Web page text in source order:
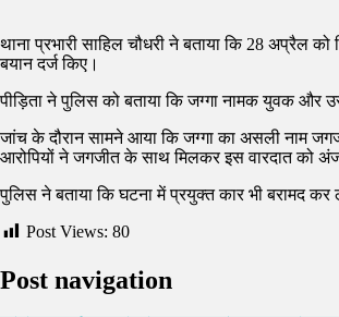
थाना प्रभारी साहिल चौधरी ने बताया कि 28
बयान दर्ज किए।
पीड़िता ने पुलिस को बताया कि जग्गा नामक युवक
जांच के दौरान सामने आया कि जग्गा का असली नाम
आरोपियों ने जगजीत के साथ मिलकर इस वारदात को
पुलिस ने बताया कि घटना में प्रयुक्त कार भी बरामद कर
Post Views: 80
Post navigation